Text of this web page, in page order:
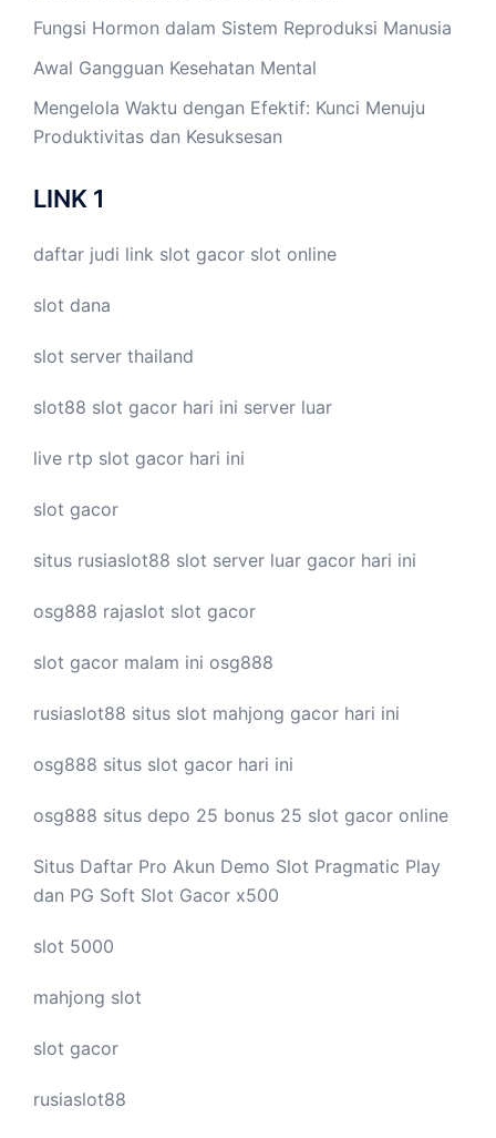
Fungsi Hormon dalam Sistem Reproduksi Manusia
Awal Gangguan Kesehatan Mental
Mengelola Waktu dengan Efektif: Kunci Menuju
Produktivitas dan Kesuksesan
LINK 1
daftar judi link slot gacor slot online
slot dana
slot server thailand
slot88 slot gacor hari ini server luar
live rtp slot gacor hari ini
slot gacor
situs rusiaslot88 slot server luar gacor hari ini
osg888 rajaslot slot gacor
slot gacor malam ini osg888
rusiaslot88 situs slot mahjong gacor hari ini
osg888 situs slot gacor hari ini
osg888 situs depo 25 bonus 25 slot gacor online
Situs Daftar Pro Akun Demo Slot Pragmatic Play
dan PG Soft Slot Gacor x500
slot 5000
mahjong slot
slot gacor
rusiaslot88